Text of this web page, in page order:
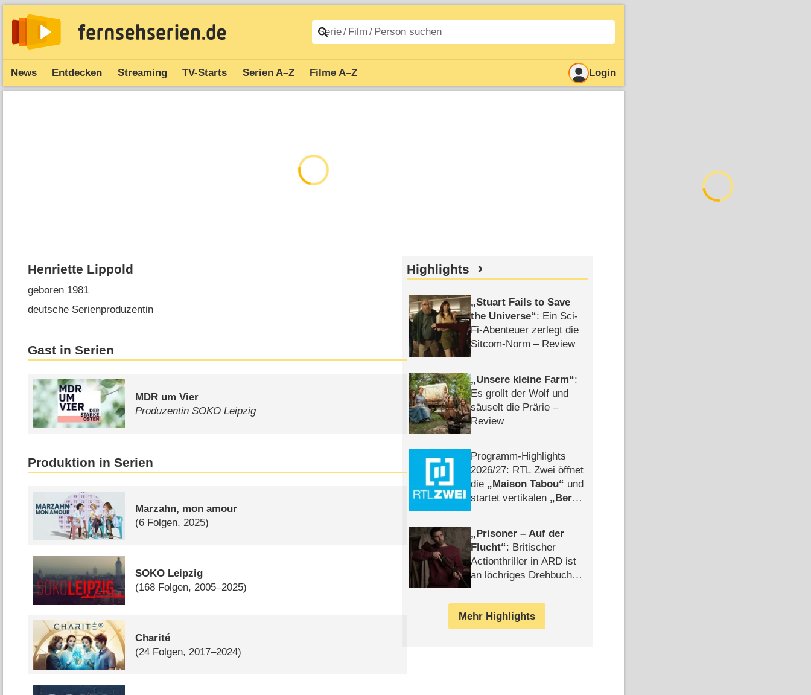
News Entdecken Streaming TV-Starts Serien A–Z Filme A–Z Login
Henriette Lippold
geboren 1981
deutsche Serienproduzentin
Gast in Serien
MDR um Vier
Produzentin SOKO Leipzig
Produktion in Serien
Marzahn, mon amour
(6 Folgen, 2025)
SOKO Leipzig
(168 Folgen, 2005–2025)
Charité
(24 Folgen, 2017–2024)
Highlights
Stuart Fails to Save
the Universe : Ein Sci-
Fi-Abenteuer zerlegt die
Sitcom-Norm – Review
Unsere kleine Farm :
Es grollt der Wolf und
säuselt die Prärie –
Review
Programm-Highlights
2026/​27: RTL Zwei öffnet
die
Maison Tabou
und
startet vertikalen
Berlin
Prisoner – Auf der
Flucht : Britischer
Actionthriller in ARD ist
an löchriges Drehbuch
Mehr Highlights